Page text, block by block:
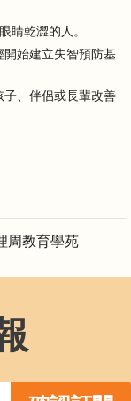
睛乾澀的人。
始建立失智預防基
、伴侶或長輩改善
周教育學苑